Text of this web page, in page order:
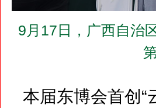
9月17日，广西自治
本届东博会首创“